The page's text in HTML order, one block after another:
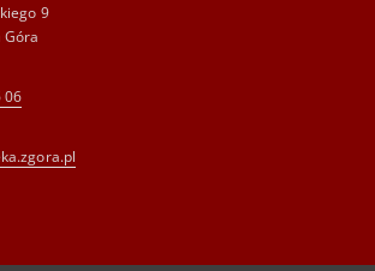
9
Góra
06